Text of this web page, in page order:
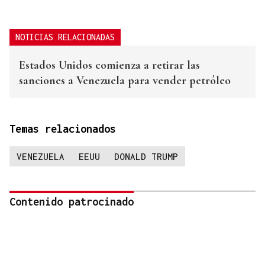
NOTICIAS RELACIONADAS
Estados Unidos comienza a retirar las
sanciones a Venezuela para vender petróleo
Temas relacionados
VENEZUELA EEUU DONALD TRUMP
Contenido patrocinado